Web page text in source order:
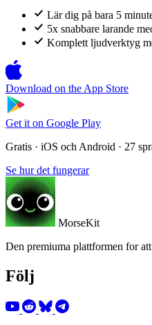
Lär dig på bara 5
5x snabbare larande
Komplett ljudverktyg
Download on the App Store
Get it on Google Play
Gratis · iOS och Android · 27
Se hur det fungerar
MorseKit
Den premiuma plattformen for
Följ